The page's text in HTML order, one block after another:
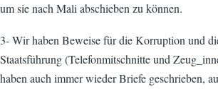
um sie nach Mali abschieben zu können.
3- Wir haben Beweise für die Korruption und
Staatsführung (Telefonmitschnitte und
haben auch immer wieder Briefe geschrieben,